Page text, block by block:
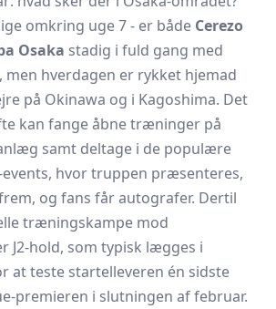
omkring uge 7 - er både Cerezo
Osaka stadig i fuld gang med
hverdagen er rykket hjemad
på Okinawa og i Kagoshima. Det
kan fange åbne træninger på
samt deltage i de populære
events, hvor truppen præsenteres,
og fans får autografer. Dertil
træningskampe mod
J2-hold, som typisk lægges i
at teste start­elleveren én sidste
premieren i slutningen af februar.